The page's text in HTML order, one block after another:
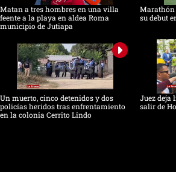
Matan a tres hombres en una villa
feente a la playa en aldea Roma
municipio de Jutiapa
Marathón
su debut
Un muerto, cinco detenidos y dos
policías heridos tras enfrentamiento
en la colonia Cerrito Lindo
Juez deja
salir de